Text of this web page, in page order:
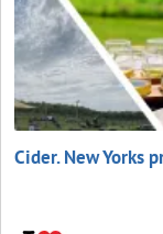
Cider. New Yorks